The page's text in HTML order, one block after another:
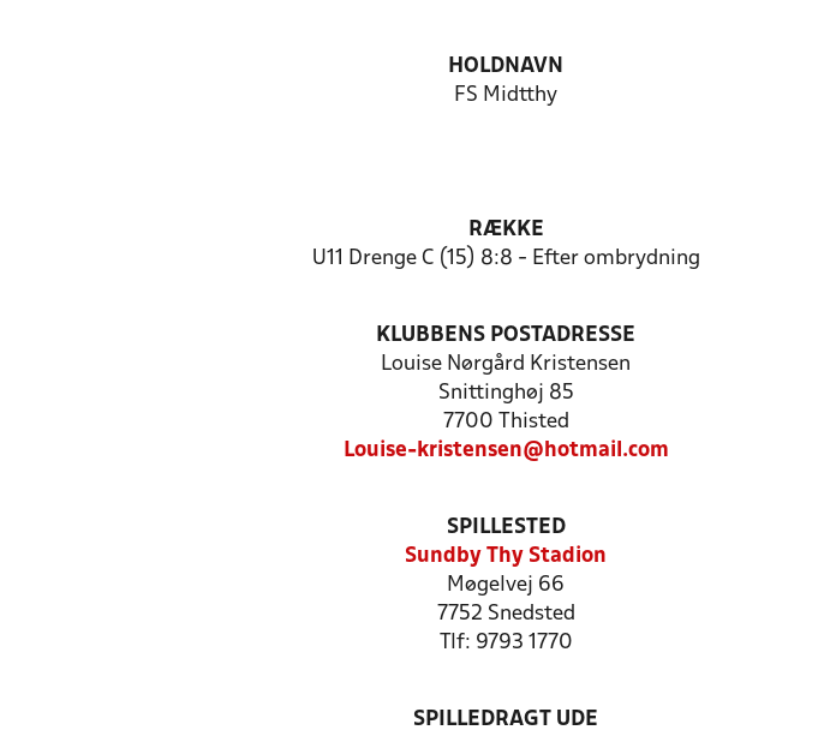
HOLDNAVN
FS Midtthy
RÆKKE
U11 Drenge C (15) 8:8 - Efter ombrydning
KLUBBENS POSTADRESSE
Louise Nørgård Kristensen
Snittinghøj 85
7700 Thisted
Louise-kristensen@hotmail.com
SPILLESTED
Sundby Thy Stadion
Møgelvej 66
7752 Snedsted
Tlf: 9793 1770
SPILLEDRAGT UDE